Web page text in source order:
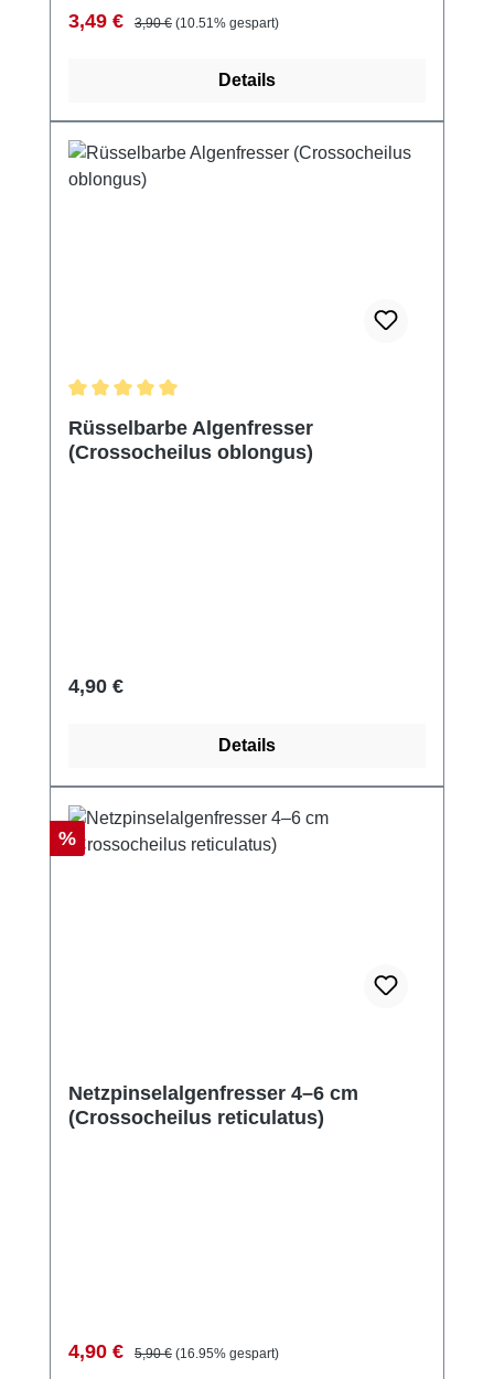
Verkaufspreis:
3,49 € Regulärer Preis:
3,90 € (10.51% gespart)
Details
Rüsselbarbe Algenfresser
(Crossocheilus oblongus)
Regulärer Preis:
4,90 €
Details
Rabatt
%
Netzpinselalgenfresser 4–6 cm
(Crossocheilus reticulatus)
Verkaufspreis:
4,90 € Regulärer Preis:
5,90 € (16.95% gespart)